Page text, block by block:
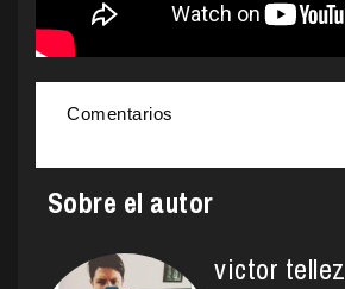
Comentarios
Sobre el autor
victor tellez